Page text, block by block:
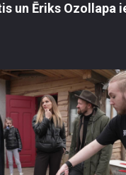
un Ēriks Ozollapa